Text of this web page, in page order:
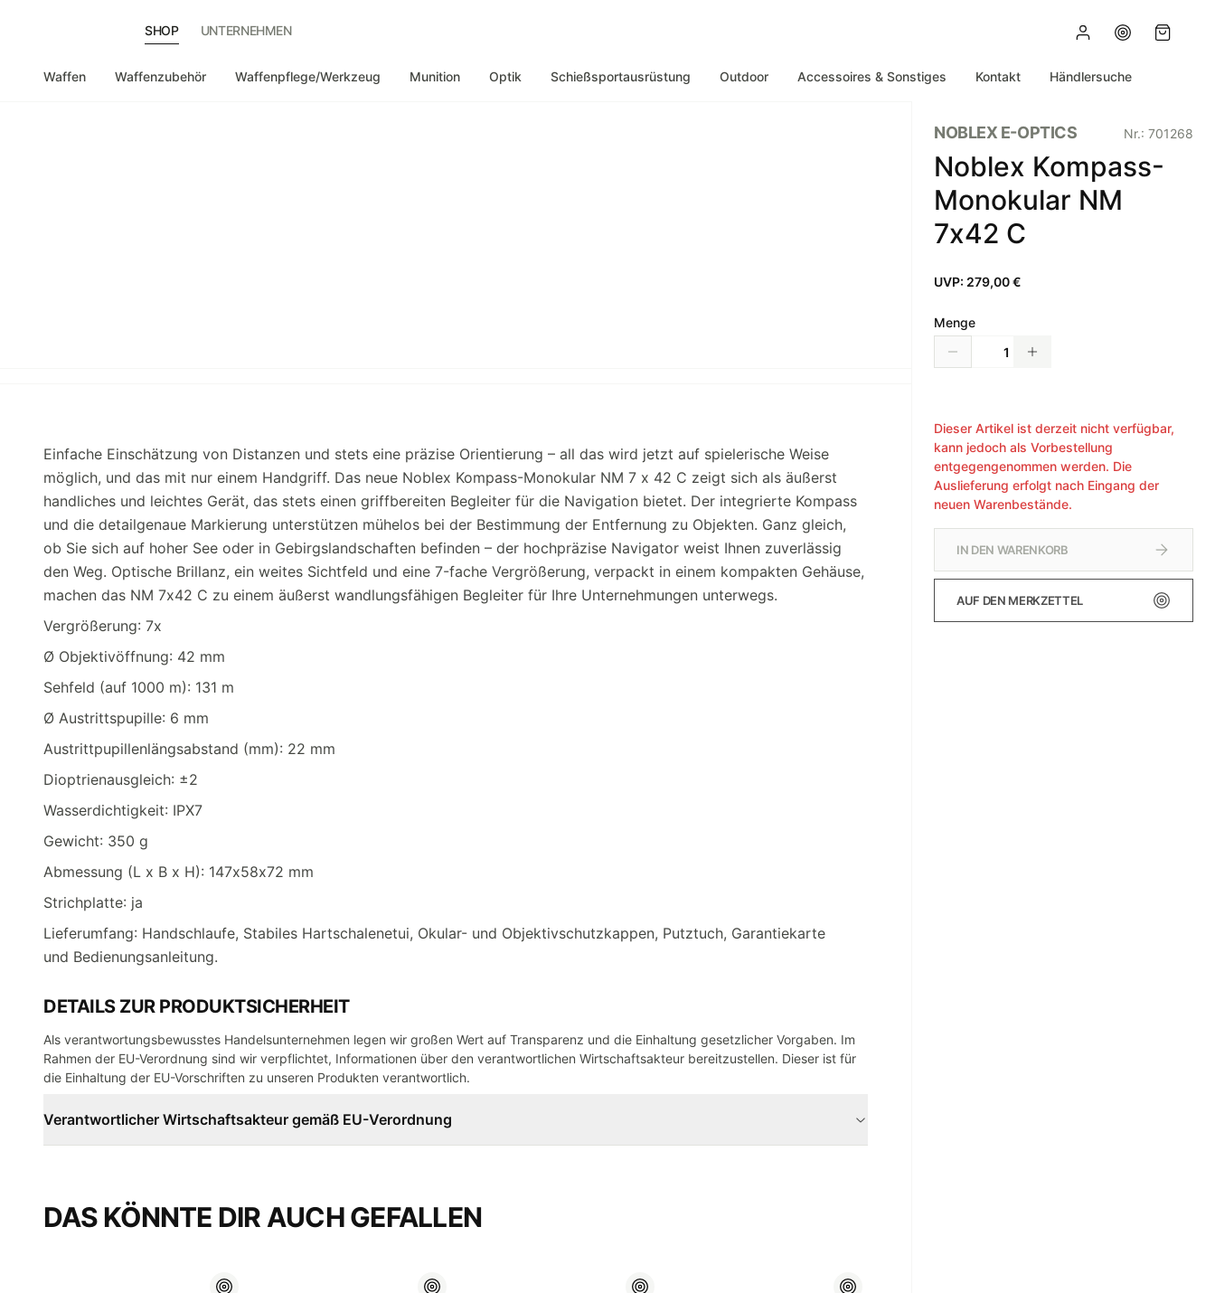
SHOP UNTERNEHMEN
Waffen Waffenzubehör Waffenpflege/Werkzeug Munition Optik Schießsportausrüstung Outdoor Accessoires & Sonstiges Kontakt Händlersuche
Einfache Einschätzung von Distanzen und stets eine präzise Orientierung – all das wird jetzt auf spielerische Weise
möglich, und das mit nur einem Handgriff. Das neue Noblex Kompass-Monokular NM 7 x 42 C zeigt sich als äußerst
handliches und leichtes Gerät, das stets einen griffbereiten Begleiter für die Navigation bietet. Der integrierte Kompass
und die detailgenaue Markierung unterstützen mühelos bei der Bestimmung der Entfernung zu Objekten. Ganz gleich,
ob Sie sich auf hoher See oder in Gebirgslandschaften befinden – der hochpräzise Navigator weist Ihnen zuverlässig
den Weg. Optische Brillanz, ein weites Sichtfeld und eine 7-fache Vergrößerung, verpackt in einem kompakten Gehäuse,
machen das NM 7x42 C zu einem äußerst wandlungsfähigen Begleiter für Ihre Unternehmungen unterwegs.
Vergrößerung: 7x
Ø Objektivöffnung: 42 mm
Sehfeld (auf 1000 m): 131 m
Ø Austrittspupille: 6 mm
Austrittpupillenlängsabstand (mm): 22 mm
Dioptrienausgleich: ±2
Wasserdichtigkeit: IPX7
Gewicht: 350 g
Abmessung (L x B x H): 147x58x72 mm
Strichplatte: ja
Lieferumfang: Handschlaufe, Stabiles Hartschalenetui, Okular- und Objektivschutzkappen, Putztuch, Garantiekarte
und Bedienungsanleitung.
DETAILS ZUR PRODUKTSICHERHEIT
Als verantwortungsbewusstes Handelsunternehmen legen wir großen Wert auf Transparenz und die Einhaltung gesetzlicher Vorgaben. Im
Rahmen der EU-Verordnung sind wir verpflichtet, Informationen über den verantwortlichen Wirtschaftsakteur bereitzustellen. Dieser ist für
die Einhaltung der EU-Vorschriften zu unseren Produkten verantwortlich.
Verantwortlicher Wirtschaftsakteur gemäß EU-Verordnung
DAS KÖNNTE DIR AUCH GEFALLEN
NOBLEX E-OPTICS Nr.: 701268
Noblex Kompass-
Monokular NM
7x42 C
UVP: 279,00 €
Menge
Dieser Artikel ist derzeit nicht verfügbar,
kann jedoch als Vorbestellung
entgegengenommen werden. Die
Auslieferung erfolgt nach Eingang der
neuen Warenbestände.
IN DEN WARENKORB
AUF DEN MERKZETTEL